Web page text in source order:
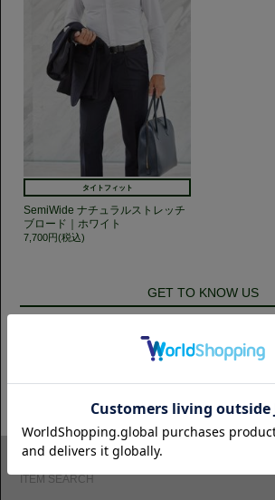
タイトフィット
SemiWide ナチュラルストレッチ
ブロード｜ホワイト
7,700円(税込)
GET TO KNOW US
CAMICIANISTAの最新情報、スタイル提案などを
ォローください。
ITEM SEARCH